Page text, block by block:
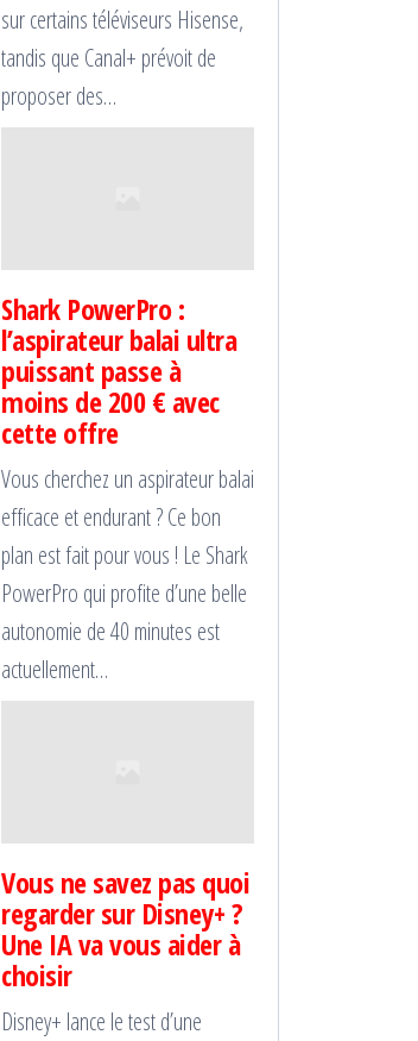
sur certains téléviseurs Hisense,
tandis que Canal+ prévoit de
proposer des…
Shark PowerPro :
l’aspirateur balai ultra
puissant passe à
moins de 200 € avec
cette offre
Vous cherchez un aspirateur balai
efficace et endurant ? Ce bon
plan est fait pour vous ! Le Shark
PowerPro qui profite d’une belle
autonomie de 40 minutes est
actuellement…
Vous ne savez pas quoi
regarder sur Disney+ ?
Une IA va vous aider à
choisir
Disney+ lance le test d’une